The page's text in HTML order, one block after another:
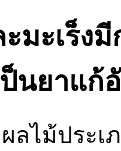
มะเร็ง
นยาแก้
ลไม้ประเ